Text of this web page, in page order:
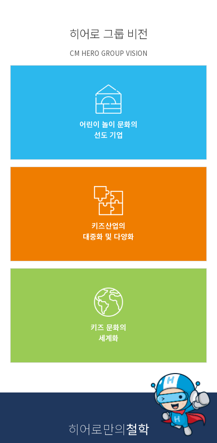
히어로 그룹 비전
CM HERO GROUP VISION
어린이 놀이 문화의
선도 기업
키즈산업의
대중화 및 다양화
키즈 문화의
세계화
히어로만의철학